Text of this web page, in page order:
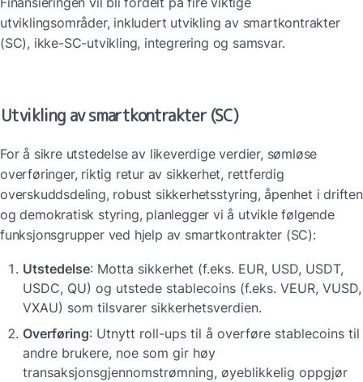
utviklingsområder, inkludert utvikling av smartkontrakter
(SC), ikke-SC-utvikling, integrering og samsvar.
Utvikling av smartkontrakter (SC)
For å sikre utstedelse av likeverdige verdier, sømløse
overføringer, riktig retur av sikkerhet, rettferdig
overskuddsdeling, robust sikkerhetsstyring, åpenhet i driften
og demokratisk styring, planlegger vi å utvikle følgende
funksjonsgrupper ved hjelp av smartkontrakter (SC):
Utstedelse: Motta sikkerhet (f.eks. EUR, USD, USDT,
USDC, QU) og utstede stablecoins (f.eks. VEUR, VUSD,
VXAU) som tilsvarer sikkerhetsverdien.
Overføring: Utnytt roll-ups til å overføre stablecoins til
andre brukere, noe som gir høy
transaksjonsgjennomstrømning, øyeblikkelig oppgjør